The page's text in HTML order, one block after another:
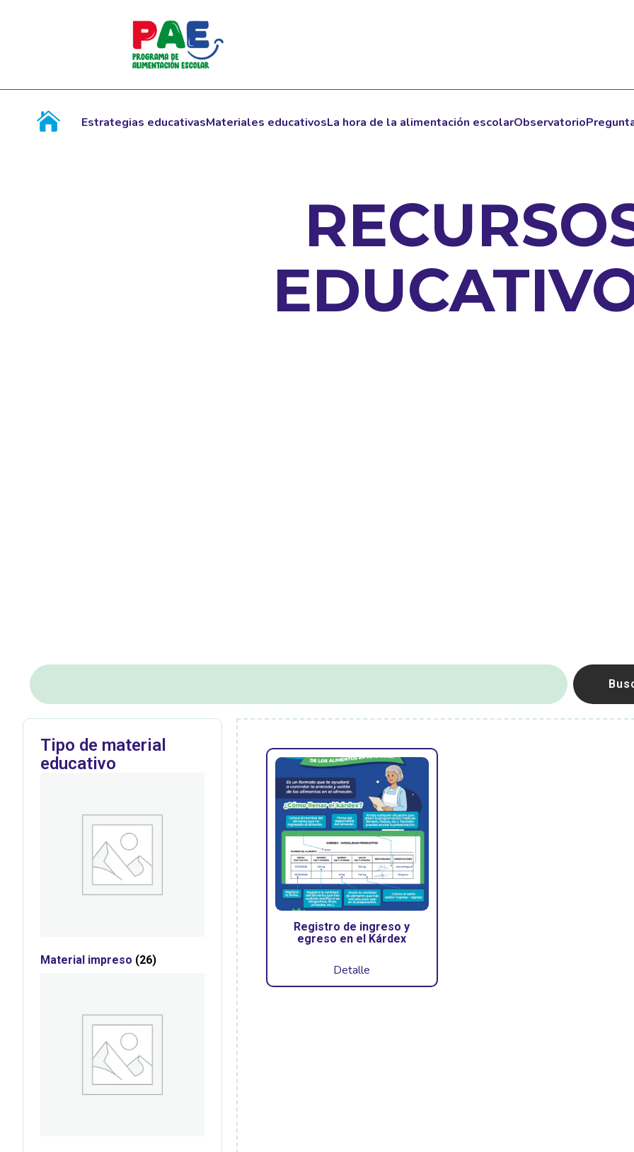
Estrategias educativasMateriales educativosLa hora de la alimentación escolarObservatorio
Tipo de material
educativo
Material impreso (26)
Registro de ingreso y
egreso en el Kárdex
Detalle